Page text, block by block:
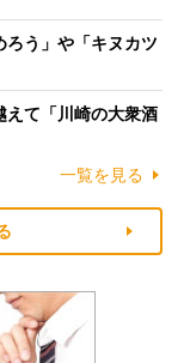
ろう」や「キヌカツ
えて「川崎の大衆酒
一覧を見る